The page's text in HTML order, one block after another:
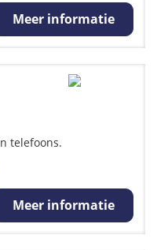
Meer informatie
telefoons.
Meer informatie